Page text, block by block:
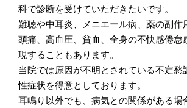
科で診断を受けていただきたいです。
難聴や中耳炎、メニエール病、薬の副作
頭痛、高血圧、貧血、全身の不快感倦怠
現することもあります。
当院では原因が不明とされている不定愁
性症状を得意としております。
耳鳴り以外でも、病気との関係がある場